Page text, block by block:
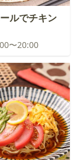
ルでチキン
〜20:00